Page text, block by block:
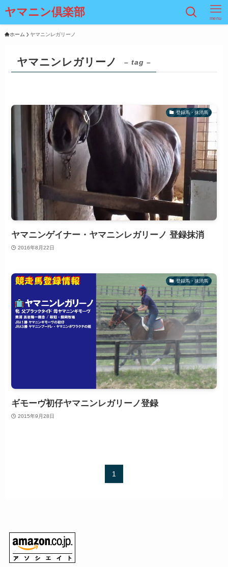
ヤマニン倶楽部 menu
ホーム ヤマニンレガリーノ
ヤマニンレガリーノ – tag –
登録馬・抹消馬
ヤマニンゲイナー・ヤマニンレガリーノ 登録抹消
2016年8月22日
登録馬・抹消馬
ギモーヴ初仔ヤマニンレガリーノ登録
2015年9月28日
1